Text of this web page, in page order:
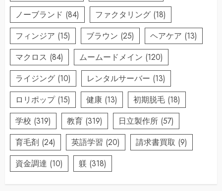
ノーブランド (84) ファクタリング (18)
フィンジア (15) ブラウン (25) ヘアケア (13)
マクロス (84) ムームードメイン (120)
ライジング (10) レンタルサーバー (13)
ロリポップ(15) 健康 (13) 初期脱毛 (18)
学校 (319) 教育 (319) 日立製作所 (57)
育毛剤 (24) 英語学習 (20) 請求書買取 (9)
資金調達 (10) 躾 (318)